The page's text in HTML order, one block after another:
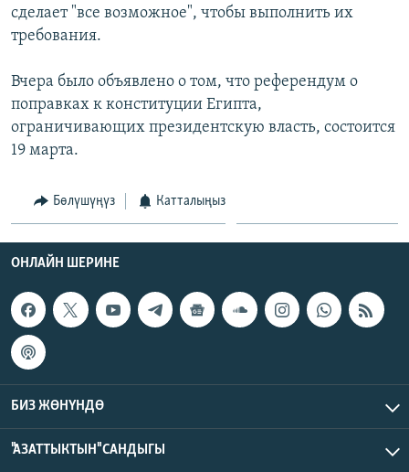
сделает "все возможное", чтобы выполнить их
требования.
Вчера было объявлено о том, что референдум о
поправках к конституции Египта,
ограничивающих президентскую власть, состоится
19 марта.
Бөлүшүңүз Катталыңыз
ОНЛАЙН ШЕРИНЕ
БИЗ ЖӨНҮНДӨ
"АЗАТТЫКТЫН" САНДЫГЫ